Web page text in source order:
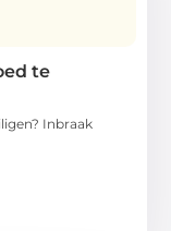
te
Inbraak